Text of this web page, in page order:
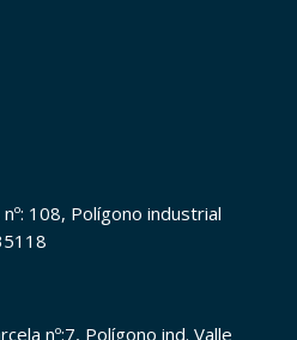
108, Polígono industrial
nº:7, Polígono ind. Valle